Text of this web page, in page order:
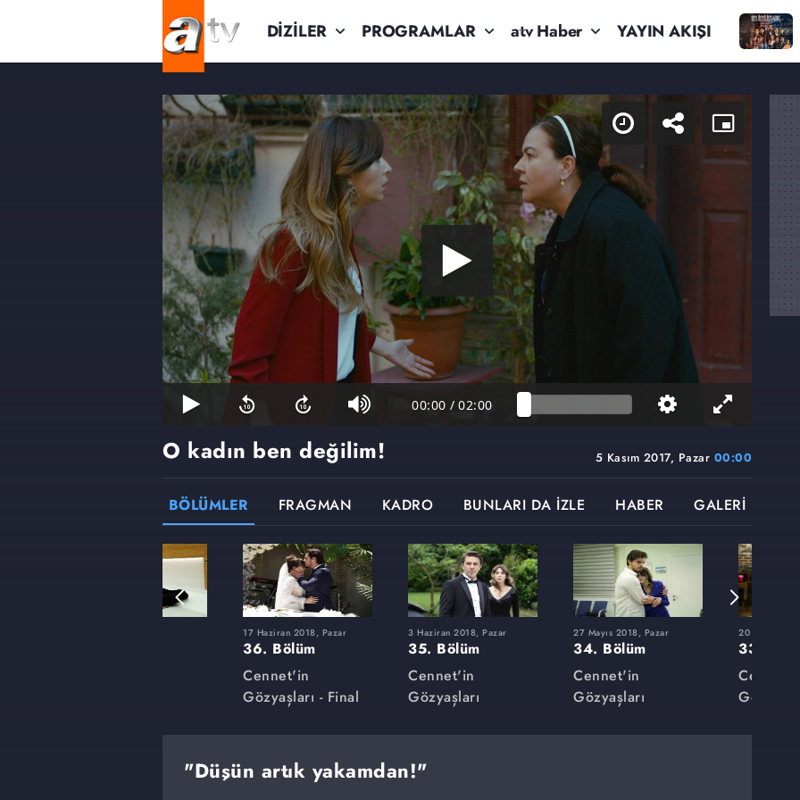
DİZİLER PROGRAMLAR atv Haber YAYIN AKIŞI
00:00 / 02:00
5 Kasım 2017, Pazar 00:00
O kadın ben değilim!
BÖLÜMLER FRAGMAN KADRO BUNLARI DA İZLE HABER GALERİ
17 Haziran 2018, Pazar
36. Bölüm
Cennet'in
Gözyaşları - Final
3 Haziran 2018, Pazar
35. Bölüm
Cennet'in
Gözyaşları
27 Mayıs 2018, Pazar
34. Bölüm
Cennet'in
Gözyaşları
20 Mayıs
33. Bölüm
Cennet'in
Gözyaşları
"Düşün artık yakamdan!"